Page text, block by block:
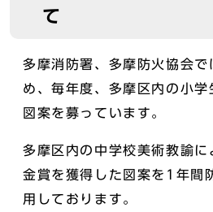
て
多摩消防署、多摩防火協会で
め、毎年度、多摩区内の小
図案を募っています。
多摩区内の中学校美術教諭に
金賞を獲得した図案を1年間
用しております。